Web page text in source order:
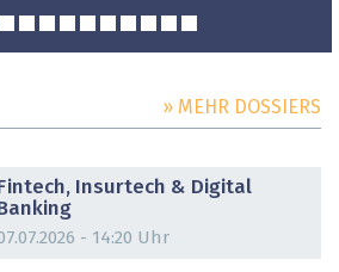
» MEHR DOSSIERS
Fintech, Insurtech & Digital
Banking
- 14:20 Uhr